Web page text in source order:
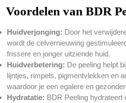
Voordelen van BDR
Huidverjonging: Door het
wordt de celvernieuwing
frissere en jonger uitziende huid.
Huidverbetering: De peeling helpt
lijntjes, rimpels, pigmentvlekken en
waardoor je een egalere en
Hydratatie: BDR Peeling hydrateert